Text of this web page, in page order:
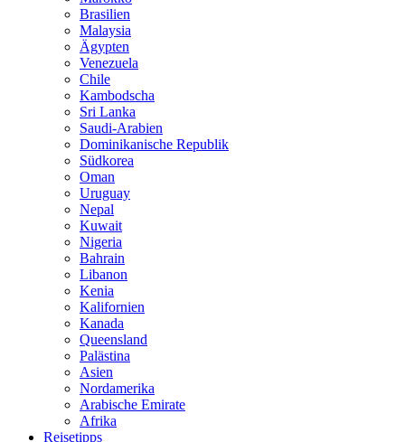
Brasilien
Malaysia
Ägypten
Venezuela
Chile
Kambodscha
Sri Lanka
Saudi-Arabien
Dominikanische Republik
Südkorea
Oman
Uruguay
Nepal
Kuwait
Nigeria
Bahrain
Libanon
Kenia
Kalifornien
Kanada
Queensland
Palästina
Asien
Nordamerika
Arabische Emirate
Afrika
Reisetipps